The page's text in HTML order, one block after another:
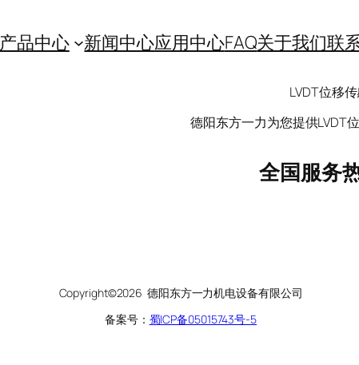
产品中心 新闻中心应用中心FAQ关于我们联
LVDT位移
德阳东方一力为您提供LVDT
全国服务
Copyright©2026 德阳东方一力机电设备有限公司
备案号： 蜀ICP备05015743号-5